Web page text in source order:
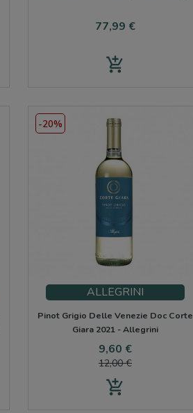
Precio
77,99 €
add_shopping_cart
ALLEGRINI
Pinot Grigio Delle Venezie Doc Corte
Giara 2021 - Allegrini
Precio
9,60 €Precio
base
12,00 €
add_shopping_cart
-20%